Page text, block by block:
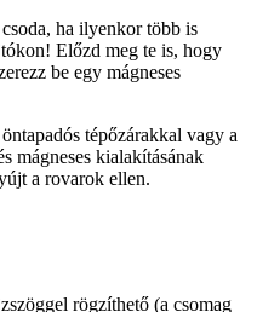
ha ilyenkor több is
Előzd meg te is, hogy
be egy mágneses
tépőzárakkal vagy a
mágneses kialakításának
a rovarok ellen.
rögzíthető (a csomag